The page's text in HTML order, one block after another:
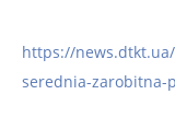
https://
serednia-zarobitna-